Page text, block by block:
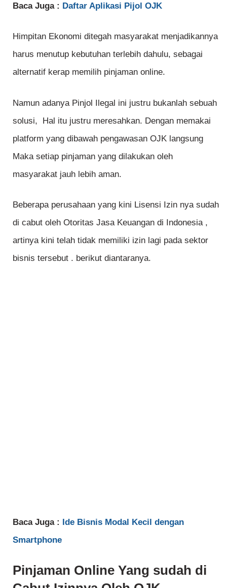
Baca Juga : Daftar Aplikasi Pijol OJK
Himpitan Ekonomi ditegah masyarakat menjadikannya
harus menutup kebutuhan terlebih dahulu, sebagai
alternatif kerap memilih pinjaman online.
Namun adanya Pinjol Ilegal ini justru bukanlah sebuah
solusi, Hal itu justru meresahkan. Dengan memakai
platform yang dibawah pengawasan OJK langsung
Maka setiap pinjaman yang dilakukan oleh
masyarakat jauh lebih aman.
Beberapa perusahaan yang kini Lisensi Izin nya sudah
di cabut oleh Otoritas Jasa Keuangan di Indonesia ,
artinya kini telah tidak memiliki izin lagi pada sektor
bisnis tersebut . berikut diantaranya.
Baca Juga : Ide Bisnis Modal Kecil dengan
Smartphone
Pinjaman Online Yang sudah di